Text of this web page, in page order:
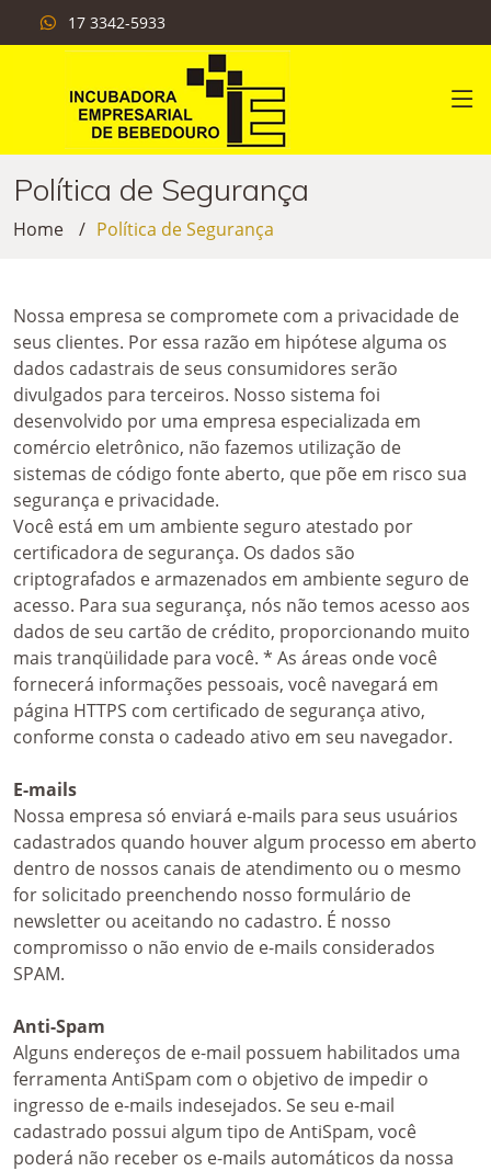
17 3342-5933
Política de Segurança
Home Política de Segurança
Nossa empresa se compromete com a privacidade de
seus clientes. Por essa razão em hipótese alguma os
dados cadastrais de seus consumidores serão
divulgados para terceiros. Nosso sistema foi
desenvolvido por uma empresa especializada em
comércio eletrônico, não fazemos utilização de
sistemas de código fonte aberto, que põe em risco sua
segurança e privacidade.
Você está em um ambiente seguro atestado por
certificadora de segurança. Os dados são
criptografados e armazenados em ambiente seguro de
acesso. Para sua segurança, nós não temos acesso aos
dados de seu cartão de crédito, proporcionando muito
mais tranqüilidade para você. * As áreas onde você
fornecerá informações pessoais, você navegará em
página HTTPS com certificado de segurança ativo,
conforme consta o cadeado ativo em seu navegador.
E-mails
Nossa empresa só enviará e-mails para seus usuários
cadastrados quando houver algum processo em aberto
dentro de nossos canais de atendimento ou o mesmo
for solicitado preenchendo nosso formulário de
newsletter ou aceitando no cadastro. É nosso
compromisso o não envio de e-mails considerados
SPAM.
Anti-Spam
Alguns endereços de e-mail possuem habilitados uma
ferramenta AntiSpam com o objetivo de impedir o
ingresso de e-mails indesejados. Se seu e-mail
cadastrado possui algum tipo de AntiSpam, você
poderá não receber os e-mails automáticos da nossa